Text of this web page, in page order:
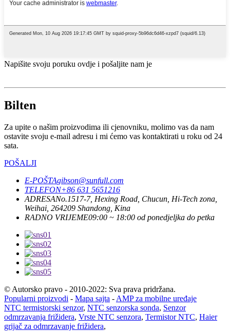
Napišite svoju poruku ovdje i pošaljite nam je
Bilten
Za upite o našim proizvodima ili cjenovniku, molimo vas da nam
ostavite svoju e-mail adresu i mi ćemo vas kontaktirati u roku od 24
sata.
POŠALJI
E-POŠTAgibson@sunfull.com
TELEFON+86 631 5651216
ADRESANo.1517-7, Hexing Road, Chucun, Hi-Tech zona,
Weihai, 264209 Shandong, Kina
RADNO VRIJEME09:00 ~ 18:00 od ponedjeljka do petka
© Autorsko pravo - 2010-2022: Sva prava pridržana.
Popularni proizvodi - Mapa sajta - AMP za mobilne uređaje
NTC termistorski senzor, NTC senzorska sonda, Senzor
odmrzavanja frižidera, Vrste NTC senzora, Termistor NTC, Haier
grijač za odmrzavanje frižidera,